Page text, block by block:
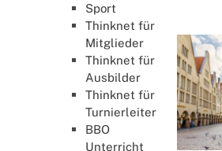
Sport
Thinknet für
Mitglieder
Thinknet für
Ausbilder
Thinknet für
Turnierleiter
BBO
Unterricht
JHV Turnier
Im Anschluss an die